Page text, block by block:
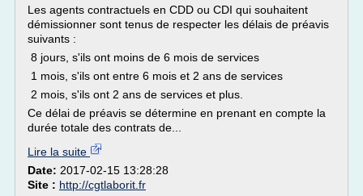
Les agents contractuels en CDD ou CDI qui souhaitent
démissionner sont tenus de respecter les délais de préavis
suivants :
8 jours, s'ils ont moins de 6 mois de services
1 mois, s'ils ont entre 6 mois et 2 ans de services
2 mois, s'ils ont 2 ans de services et plus.
Ce délai de préavis se détermine en prenant en compte la
durée totale des contrats de...
Lire la suite
Date: 2017-02-15 13:28:28
Site : http://cgtlaborit.fr